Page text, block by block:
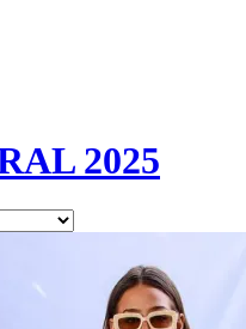
2025